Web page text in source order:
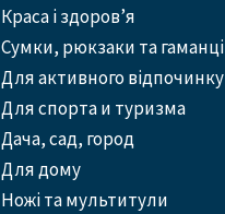
Краса і здоров’я
Сумки, рюкзаки та гаманці
Для активного відпочинку
Для спорта и туризма
Дача, сад, город
Для дому
Ножі та мультитули